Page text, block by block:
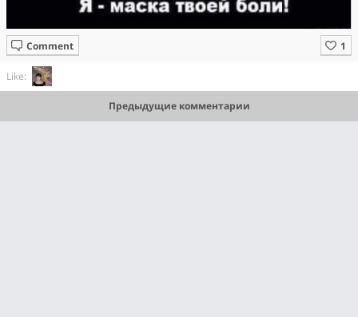
Comment
Like:
Предыдущие комментарии